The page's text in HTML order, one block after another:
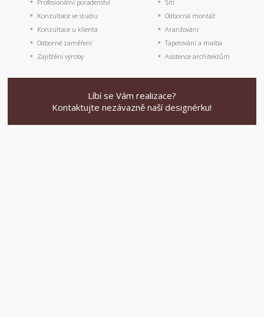
Profesionální poradenství
Konzultace ve studiu
Konzultace u klienta
Odborné zaměření
Zajištění výroby
Šití
Odborná montáž
Aranžování
Tapetování a malba
Asistence architektům
Líbí se Vám realizace?
Kontaktujte nezávazně naší designérku!